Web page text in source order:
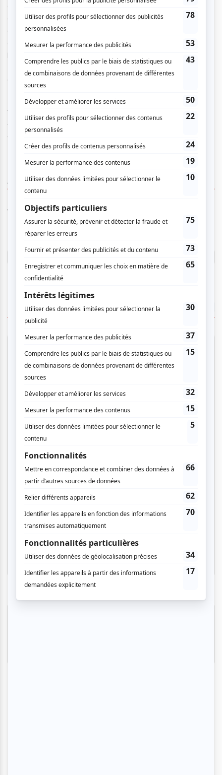
âges, présenteront 6 équipes prêtes à relever tous les
défis de ce spectacle théâtrale où tout est possible. La LNI
disputera 15 matchs au Medley et a ajouté à son
calendrier 3 matchs en-dehors de Montréal, soit à
l’Assomption, Granby et Gatineau. À ceci s’ajoutera le
Match des étoiles et des séries éliminatoires de la Coupe
Venez découvrir le talent des comédiens LNI et de la
fougue des comédiens de Dieu Merci!. Ce spectacle unique
vous plaira à coup sûr.
AUCUN COMMENTAIRE
Vous devez être connecté pour
donner un avis.
Connectez-vous ici.
TOUTES LES OFFRES
Compostelle
Invitations gratuites